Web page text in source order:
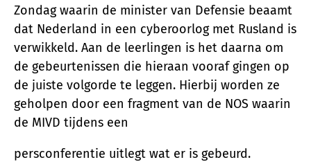
Zondag waarin de minister van Defensie beaamt
dat Nederland in een cyberoorlog met Rusland is
verwikkeld. Aan de leerlingen is het daarna om
de gebeurtenissen die hieraan vooraf gingen op
de juiste volgorde te leggen. Hierbij worden ze
geholpen door een fragment van de NOS waarin
de MIVD tijdens een
persconferentie uitlegt wat er is gebeurd.